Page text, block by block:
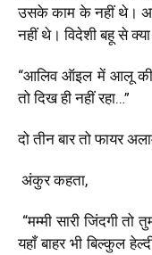
उसके काम के नहीं थे।
नहीं थे। विदेशी बहू से
“आलिव ऑइल में आलू की
तो दिख ही नहीं रहा…”
दो तीन बार तो फायर
अंकुर कहता,
“मम्मी सारी जिंदगी
यहाँ बाहर भी बिल्कुल